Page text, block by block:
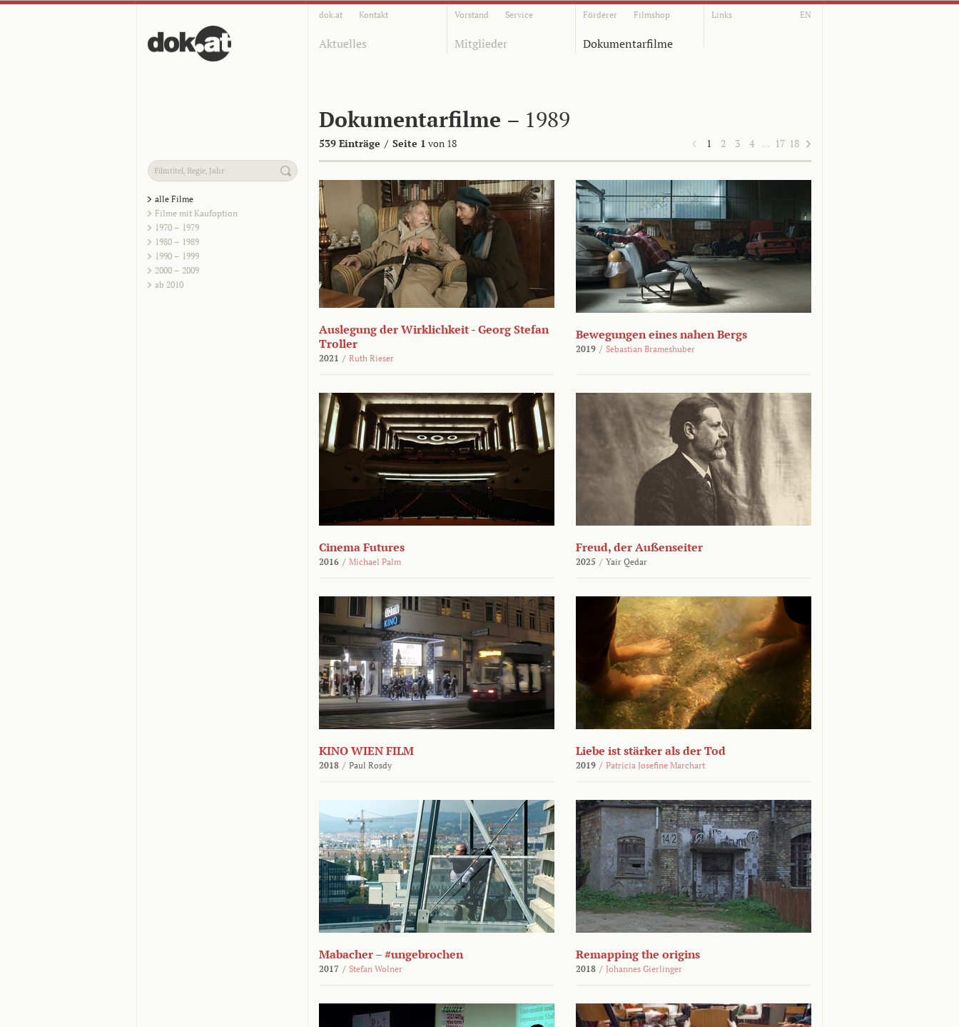
dok.at Kontakt Vorstand Service Förderer Filmshop Links EN
Aktuelles Mitglieder Dokumentarfilme
Dokumentarfilme – 1989
539 Einträge / Seite 1 von 18 1 2 3 4 … 17 18
alle Filme
Filme mit Kaufoption
1970 – 1979
1980 – 1989
1990 – 1999
2000 – 2009
ab 2010
Auslegung der Wirklichkeit - Georg Stefan
Troller
2021 / Ruth Rieser
Bewegungen eines nahen Bergs
2019 / Sebastian Brameshuber
Cinema Futures
2016 / Michael Palm
Freud, der Außenseiter
2025 / Yair Qedar
KINO WIEN FILM
2018 / Paul Rosdy
Liebe ist stärker als der Tod
2019 / Patricia Josefine Marchart
Mabacher – #ungebrochen
2017 / Stefan Wolner
Remapping the origins
2018 / Johannes Gierlinger